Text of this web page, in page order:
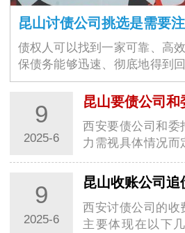
昆山讨债公司挑选是需要
债权人可以找到一家可靠、高
保债务能够迅速、彻底地得到
选择不仅仅是为了解决眼前的
护商业环境的稳定与良好运作
和…9
2025-6
西安要债公司和委
力需视具体情况而
安要债公司是经依
包含为企业或个人
严格按照法律规定
动的专…
9
2025-6
西安讨债公司的收
主要体现在以下